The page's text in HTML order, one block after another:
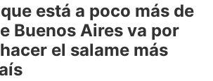
está a poco más de
Buenos Aires va por
el salame más